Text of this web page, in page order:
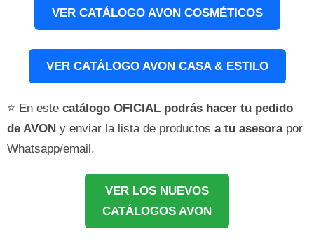
VER CATÁLOGO AVON COSMÉTICOS
VER CATÁLOGO AVON CASA & ESTILO
⭐ En este catálogo OFICIAL podrás hacer tu pedido
de AVON y enviar la lista de productos a tu asesora por
Whatsapp/email.
VER LOS NUEVOS
CATÁLOGOS AVON